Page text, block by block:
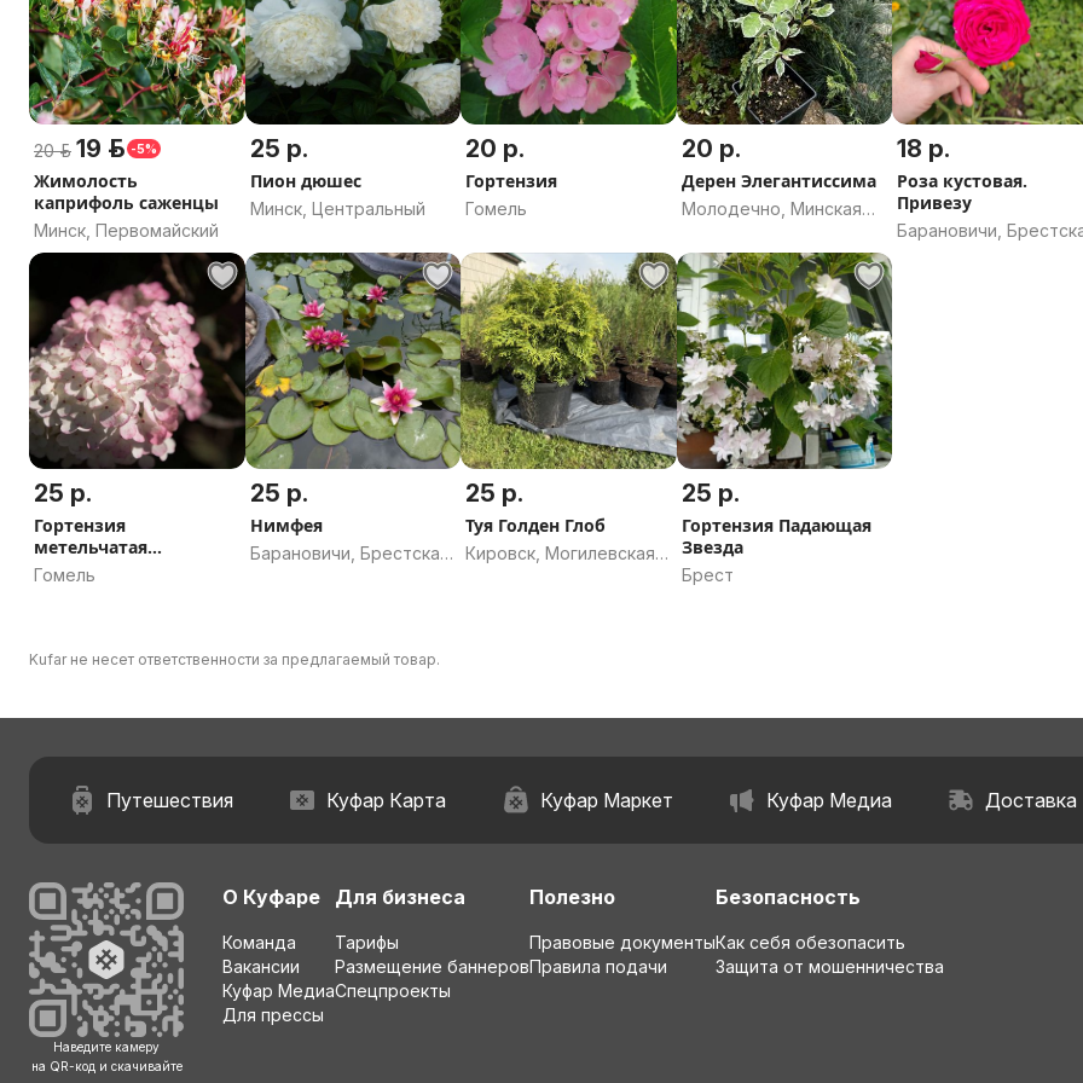
20 р. 19 р. -5%
Жимолость
каприфоль саженцы
Минск, Первомайский
25 р.
Пион дюшес
Минск, Центральный
20 р.
Гортензия
Гомель
20 р.
Дерен Элегантиссима
Молодечно, Минская
18 р.
Роза кустовая.
Привезу
Барановичи,
25 р.
Гортензия
метельчатая
Самарская Лидия
Гомель
25 р.
Нимфея
Барановичи, Брестская
25 р.
Туя Голден Глоб
Кировск, Могилевская
25 р.
Гортензия Падающая
Звезда
Брест
Kufar не несет ответственности за предлагаемый товар.
Путешествия Куфар Карта Куфар Маркет Куфар Медиа Доставка
Наведите камеру
на QR-код и скачивайте
О Куфаре
Команда
Вакансии
Куфар Медиа
Для прессы
Для бизнеса
Тарифы
Размещение баннеров
Спецпроекты
Полезно
Правовые документы
Правила подачи
Безопасность
Как себя обезопасить
Защита от мошенничества